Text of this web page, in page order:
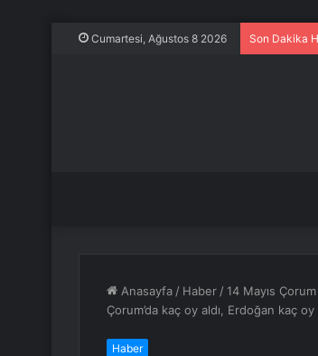
Cumartesi, Ağustos 8 2026 Son Dakika
Anasayfa / Haber /14 Mayıs
Çorum’da kaç oy aldı, Erdoğan kaç oy
Haber